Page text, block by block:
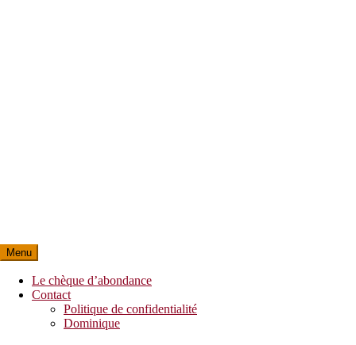
Menu
Le chèque d’abondance
Contact
Politique de confidentialité
Dominique